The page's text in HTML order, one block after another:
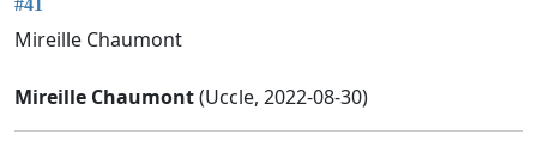
Mireille Chaumont
Mireille Chaumont(Uccle, 2022-08-30)